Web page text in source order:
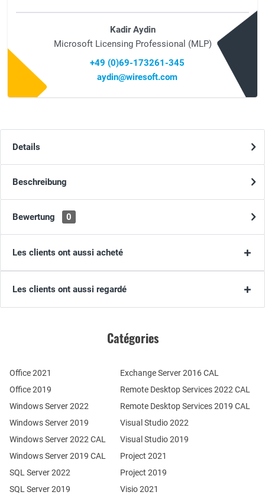
Kadir Aydin
Microsoft Licensing Professional (MLP)
+49 (0)69-173261-345
aydin@wiresoft.com
Details
Beschreibung
Bewertung 0
Les clients ont aussi acheté
Les clients ont aussi regardé
Catégories
Office 2021
Office 2019
Windows Server 2022
Windows Server 2019
SQL Server 2022
SQL Server 2019
Windows Server 2022 CAL
Windows Server 2019 CAL
Remote Desktop Services 2022 CAL
Remote Desktop Services 2019 CAL
Exchange Server 2016 CAL
Visual Studio 2022
Visual Studio 2019
Project 2021
Project 2019
Visio 2021